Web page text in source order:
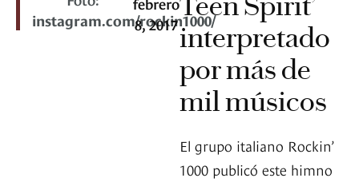
instagram.com/rockin1000/
8, 2017interpretado
por más de
mil músicos
El grupo italiano Rockin’
1000 publicó este himno